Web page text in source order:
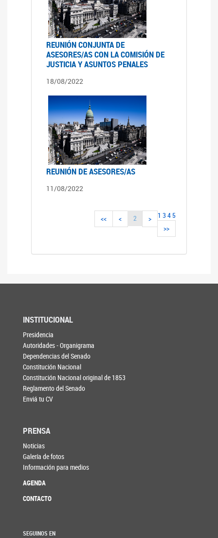
REUNIÓN CONJUNTA DE
ASESORES/AS CON LA COMISIÓN DE
JUSTICIA Y ASUNTOS PENALES
18/08/2022
REUNIÓN DE ASESORES/AS
11/08/2022
<< < 1
2 3 4 5
>
>>
INSTITUCIONAL
Presidencia
Autoridades - Organigrama
Dependencias del Senado
Constitución Nacional
Constitución Nacional original de 1853
Reglamento del Senado
Enviá tu CV
PRENSA
Noticias
Galería de fotos
Información para medios
AGENDA
CONTACTO
SEGUINOS EN